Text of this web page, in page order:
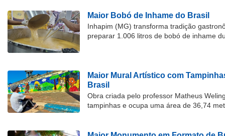
Maior Bobó de Inhame do Brasil
Inhapim (MG) transforma tradição
preparar 1.006 litros de bobó de inhame
Maior Mural Artístico com
Brasil
Obra criada pelo professor Matheus
tampinhas e ocupa uma área de 36,74